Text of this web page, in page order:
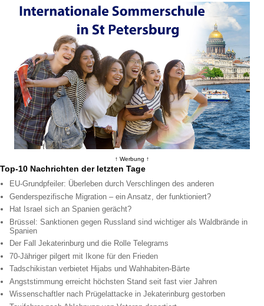
↑ Werbung ↑
Top-10 Nachrichten der letzten Tage
EU-Grundpfeiler: Überleben durch Verschlingen des anderen
Genderspezifische Migration – ein Ansatz, der funktioniert?
Hat Israel sich an Spanien gerächt?
Brüssel: Sanktionen gegen Russland sind wichtiger als Waldbrände in
Spanien
Der Fall Jekaterinburg und die Rolle Telegrams
70-Jähriger pilgert mit Ikone für den Frieden
Tadschikistan verbietet Hijabs und Wahhabiten-Bärte
Angststimmung erreicht höchsten Stand seit fast vier Jahren
Wissenschaftler nach Prügelattacke in Jekaterinburg gestorben